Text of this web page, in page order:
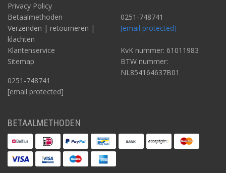
Privacy Policy
Betaalmethoden
Verzenden | retourneren |
klachten
Klantenservice
Sitemap
0251-748741
[email protected]
0251-748741
[email protected]
KvK nummer: 61011983
BTW nummer:
NL854164637B01
BETAALMETHODEN